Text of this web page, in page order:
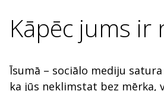
Kāpēc jums ir
Īsumā – sociālo mediju
ka jūs neklimstat bez